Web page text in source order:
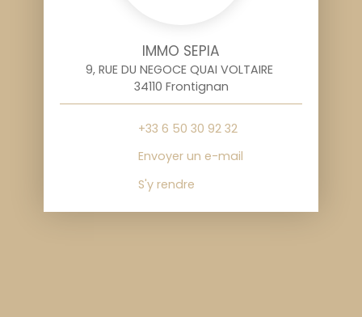
IMMO SEPIA
9, RUE DU NEGOCE QUAI VOLTAIRE
34110 Frontignan
+33 6 50 30 92 32
Envoyer un e-mail
S'y rendre